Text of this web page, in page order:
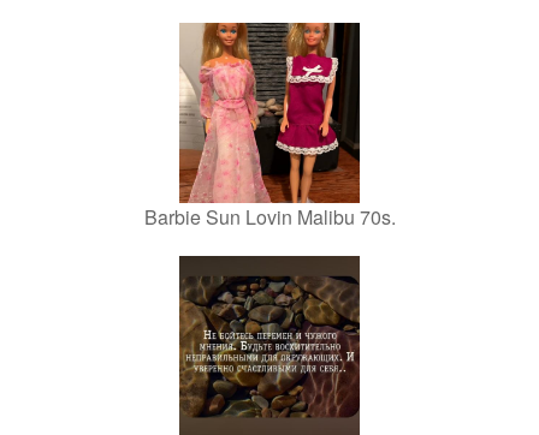
Barbie Sun Lovin Malibu 70s.